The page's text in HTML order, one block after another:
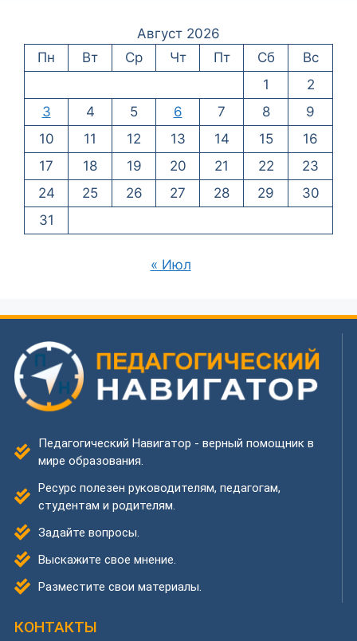
Август 2026
Пн
Вт Ср Чт Пт Сб
Вс
1
2
3
4 5 6 7 8
9
10
11 12 13 14 15
16
17
18 19 20 21 22
23
24
25 26 27 28 29
30
31
« Июл
Педагогический Навигатор - верный помощник в
мире образования.
Ресурс полезен руководителям, педагогам,
студентам и родителям.
Задайте вопросы.
Выскажите свое мнение.
Разместите свои материалы.
КОНТАКТЫ